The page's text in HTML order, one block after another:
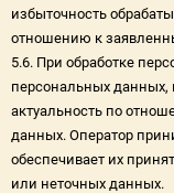
избыточность
отношению к
5.6. При обработке
персональных данных,
актуальность по
данных. Оператор
обеспечивает их
или неточных данных.